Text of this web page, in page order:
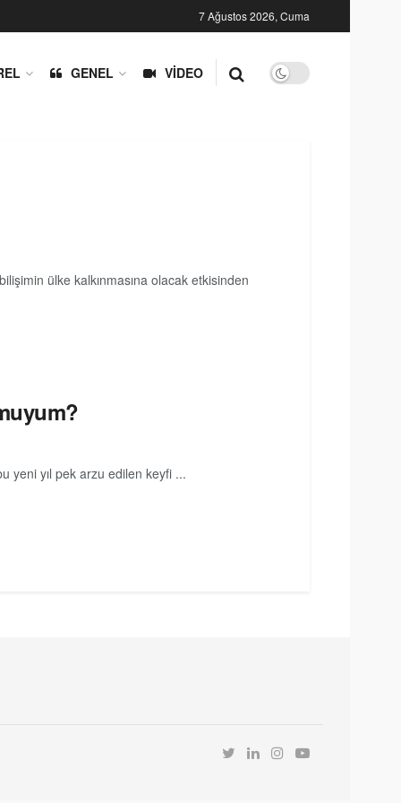
7 Ağustos 2026, Cuma
GENEL VIDEO
ülke kalkınmasına olacak etkisinden
yeni yıl pek arzu edilen keyfi ...